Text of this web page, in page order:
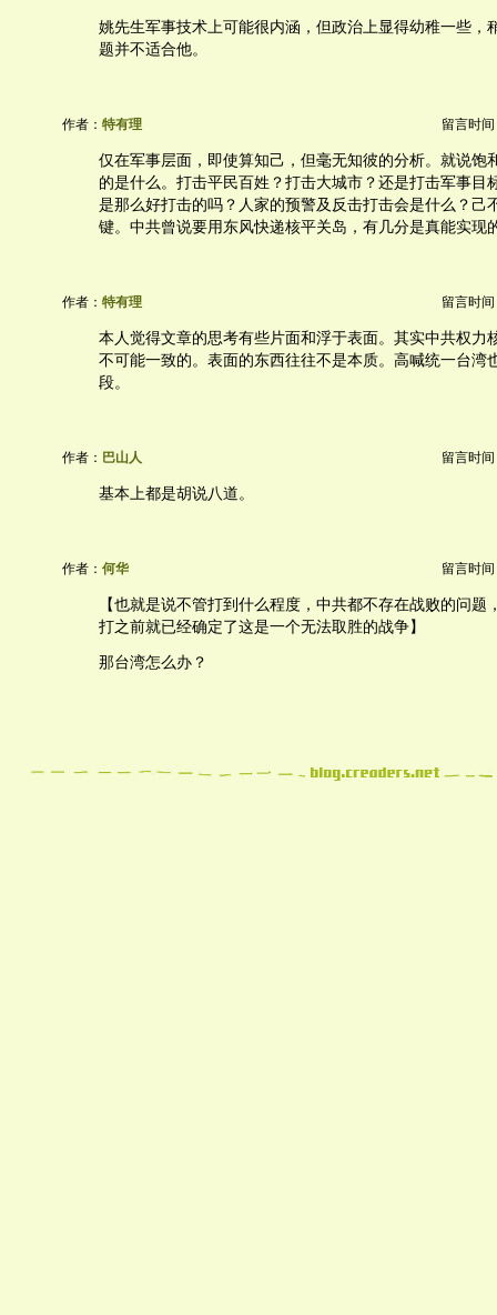
姚先生军事技术上可能很内涵，但政治上显得幼稚一些，
题并不适合他。
作者： 特有理 留言时间
仅在军事层面，即使算知己，但毫无知彼的分析。就说饱
的是什么。打击平民百姓？打击大城市？还是打击军事目
是那么好打击的吗？人家的预警及反击打击会是什么？己
键。中共曾说要用东风快递核平关岛，有几分是真能实现
作者： 特有理 留言时间
本人觉得文章的思考有些片面和浮于表面。其实中共权力
不可能一致的。表面的东西往往不是本质。高喊统一台湾
段。
作者： 巴山人 留言时间
基本上都是胡说八道。
作者： 何华 留言时间
【也就是说不管打到什么程度，中共都不存在战败的问题
打之前就已经确定了这是一个无法取胜的战争】
那台湾怎么办？